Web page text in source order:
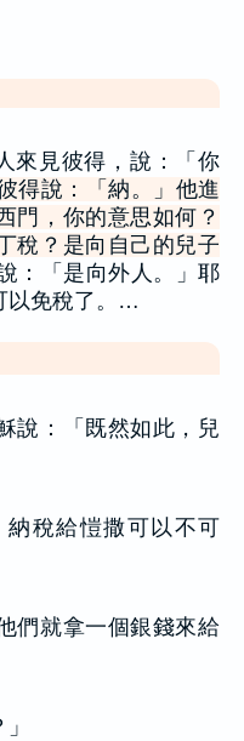
來見彼得，說：「你
得說：「納。」他進
門，你的意思如何？
稅？是向自己的兒子
：「是向外人。」耶
以免稅了。…
說：「既然如此，兒
稅給愷撒可以不可
們就拿一個銀錢來給